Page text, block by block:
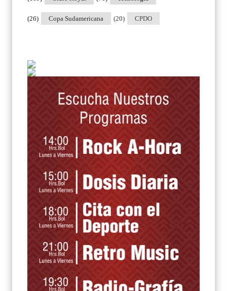
Copa Sudamericana
(26) CPDO
(20)